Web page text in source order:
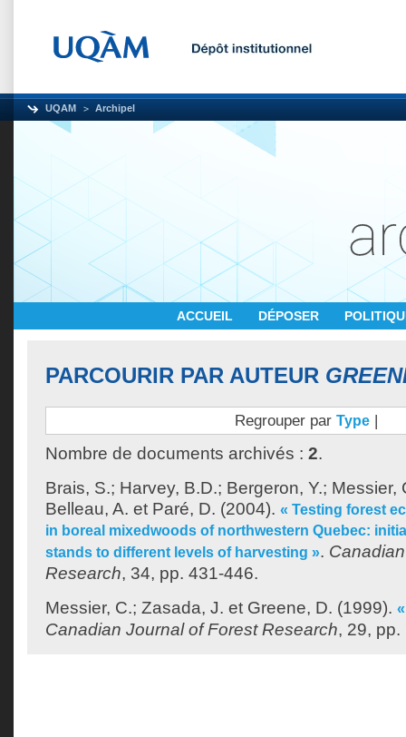
UQAM Archipel
ACCUEIL DÉPOSER
PARCOURIR PAR AUTEUR
Regrouper par Type |
Nombre de documents archivés : 2.
Brais, S.; Harvey, B.D.; Bergeron, Y.; Messier,
Belleau, A. et Paré, D. (2004). « Testing forest
in boreal mixedwoods of northwestern Quebec:
stands to different levels of harvesting ».
Research, 34, pp. 431-446.
Messier, C.; Zasada, J. et Greene, D. (1999).
Canadian Journal of Forest Research, 29,